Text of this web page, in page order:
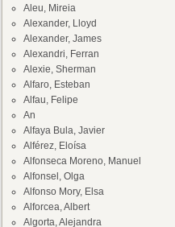
Aleu, Mireia
Alexander, Lloyd
Alexander, James
Alexandri, Ferran
Alexie, Sherman
Alfaro, Esteban
Alfau, Felipe
An
Alfaya Bula, Javier
Alférez, Eloísa
Alfonseca Moreno, Manuel
Alfonsel, Olga
Alfonso Mory, Elsa
Alforcea, Albert
Algorta, Alejandra